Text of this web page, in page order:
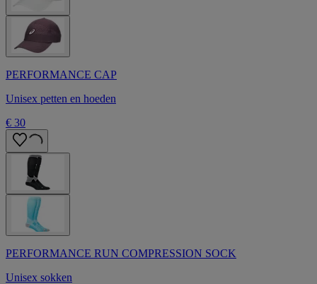
PERFORMANCE CAP
Unisex petten en hoeden
€ 30
PERFORMANCE RUN COMPRESSION SOCK
Unisex sokken